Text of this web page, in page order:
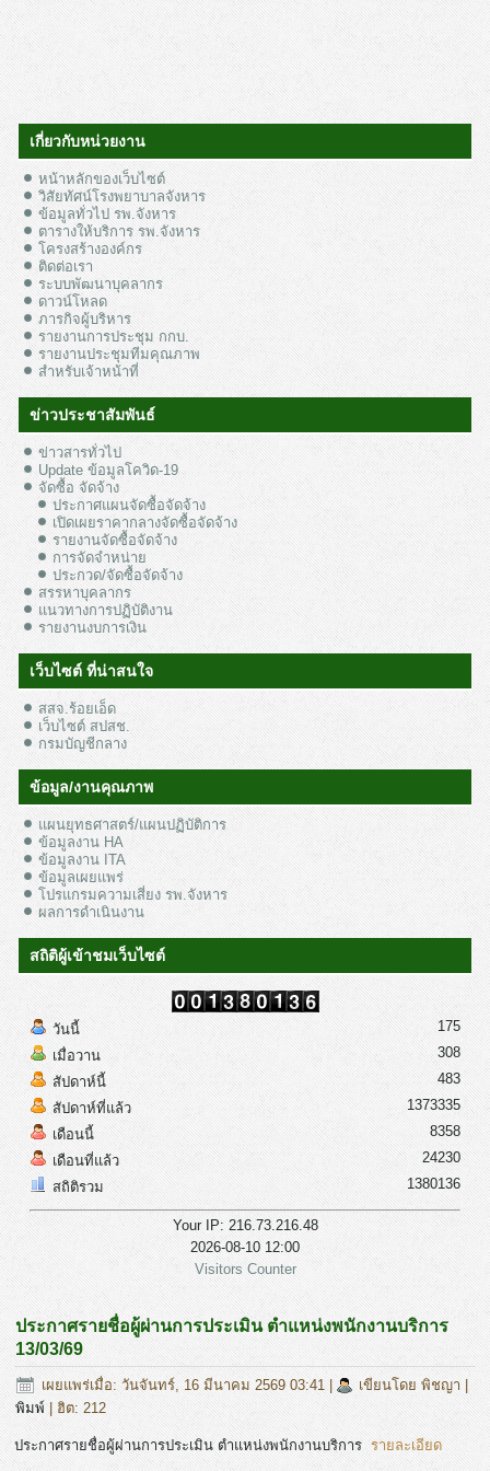
เกี่ยวกับหน่วยงาน
หน้าหลักของเว็บไซต์
วิสัยทัศน์โรงพยาบาลจังหาร
ข้อมูลทั่วไป รพ.จังหาร
ตารางให้บริการ รพ.จังหาร
โครงสร้างองค์กร
ติดต่อเรา
ระบบพัฒนาบุคลากร
ดาวน์โหลด
ภารกิจผู้บริหาร
รายงานการประชุม กกบ.
รายงานประชุมทีมคุณภาพ
สำหรับเจ้าหน้าที่
ข่าวประชาสัมพันธ์
ข่าวสารทั่วไป
Update ข้อมูลโควิด-19
จัดซื้อ จัดจ้าง
ประกาศแผนจัดซื้อจัดจ้าง
เปิดเผยราคากลางจัดซื้อจัดจ้าง
รายงานจัดซื้อจัดจ้าง
การจัดจำหน่าย
ประกวด/จัดซื้อจัดจ้าง
สรรหาบุคลากร
แนวทางการปฏิบัติงาน
รายงานงบการเงิน
เว็บไซต์ ที่น่าสนใจ
สสจ.ร้อยเอ็ด
เว็บไซต์ สปสช.
กรมบัญชีกลาง
ข้อมูล/งานคุณภาพ
แผนยุทธศาสตร์/แผนปฏิบัติการ
ข้อมูลงาน HA
ข้อมูลงาน ITA
ข้อมูลเผยแพร่
โปรแกรมความเสี่ยง รพ.จังหาร
ผลการดำเนินงาน
สถิติผู้เข้าชมเว็บไซต์
วันนี้
เมื่อวาน
สัปดาห์นี้
สัปดาห์ที่แล้ว
เดือนนี้
เดือนที่แล้ว
สถิติรวม
175
308
483
1373335
8358
24230
1380136
Your IP: 216.73.216.48
2026-08-10 12:00
Visitors Counter
ประกาศรายชื่อผู้ผ่านการประเมิน ตำแหน่งพนักงานบริการ
13/03/69
เผยแพร่เมื่อ: วันจันทร์, 16 มีนาคม 2569 03:41 | เขียนโดย พิชญา |
พิมพ์ | ฮิต: 212
ประกาศรายชื่อผู้ผ่านการประเมิน ตำแหน่งพนักงานบริการรายละเอียด